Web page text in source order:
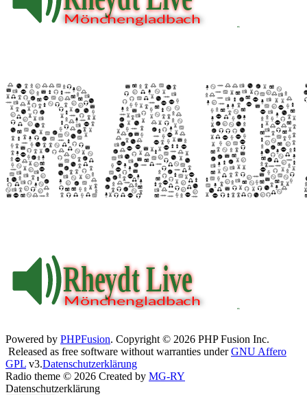
Powered by PHPFusion. Copyright © 2026 PHP Fusion Inc.
Released as free software without warranties underGNU Affero
GPL v3.Datenschutzerklärung
Radio theme © 2026 Created by MG-RY
Datenschutzerklärung